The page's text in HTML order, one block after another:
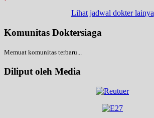
Lihat jadwal dokter lainya
Komunitas Doktersiaga
Memuat komunitas terbaru...
Diliput oleh Media